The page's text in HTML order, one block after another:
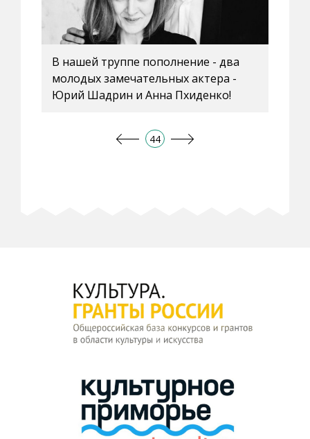
В нашей труппе пополнение - два
молодых замечательных актера -
Юрий Шадрин и Анна Пхиденко!
44